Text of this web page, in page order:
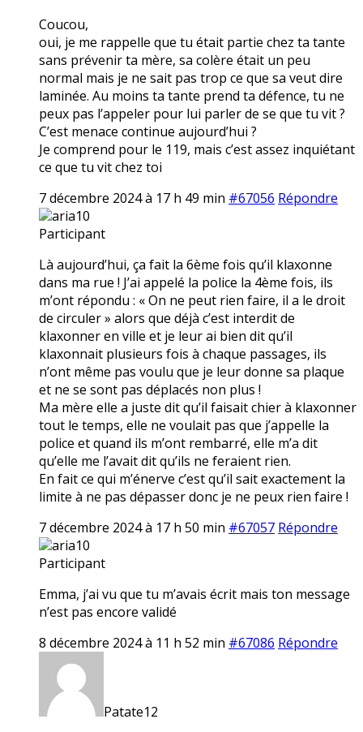
Coucou,
oui, je me rappelle que tu était partie chez ta tante
sans prévenir ta mère, sa colère était un peu
normal mais je ne sait pas trop ce que sa veut dire
laminée. Au moins ta tante prend ta défence, tu ne
peux pas l’appeler pour lui parler de se que tu vit ?
C’est menace continue aujourd’hui ?
Je comprend pour le 119, mais c’est assez inquiétant
ce que tu vit chez toi
7 décembre 2024 à 17 h 49 min #67056 Répondre
aria10
Participant
Là aujourd’hui, ça fait la 6ème fois qu’il klaxonne
dans ma rue ! J’ai appelé la police la 4ème fois, ils
m’ont répondu : « On ne peut rien faire, il a le droit
de circuler » alors que déjà c’est interdit de
klaxonner en ville et je leur ai bien dit qu’il
klaxonnait plusieurs fois à chaque passages, ils
n’ont même pas voulu que je leur donne sa plaque
et ne se sont pas déplacés non plus !
Ma mère elle a juste dit qu’il faisait chier à klaxonner
tout le temps, elle ne voulait pas que j’appelle la
police et quand ils m’ont rembarré, elle m’a dit
qu’elle me l’avait dit qu’ils ne feraient rien.
En fait ce qui m’énerve c’est qu’il sait exactement la
limite à ne pas dépasser donc je ne peux rien faire !
7 décembre 2024 à 17 h 50 min #67057 Répondre
aria10
Participant
Emma, j’ai vu que tu m’avais écrit mais ton message
n’est pas encore validé
8 décembre 2024 à 11 h 52 min #67086 Répondre
Patate12